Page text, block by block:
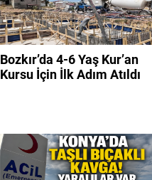
Bozkır’da 4-6 Yaş Kur’an
Kursu İçin İlk Adım Atıldı